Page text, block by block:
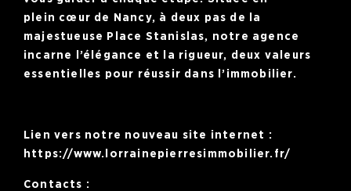
plein cœur de Nancy, à deux pas de la
majestueuse Place Stanislas, notre agence
incarne l’élégance et la rigueur, deux valeurs
essentielles pour réussir dans l’immobilier.
Lien vers notre nouveau site internet :
https://www.lorrainepierresimmobilier.fr/
Contacts :